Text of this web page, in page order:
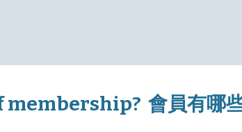
會員有哪